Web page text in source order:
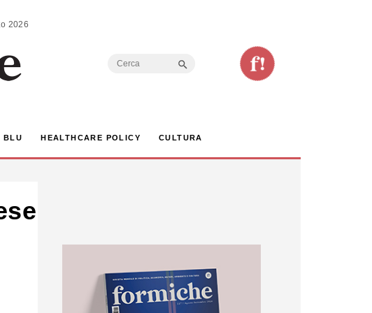
7 Agosto 2026
Search
BLU HEALTHCARE POLICY CULTURA
thailandese